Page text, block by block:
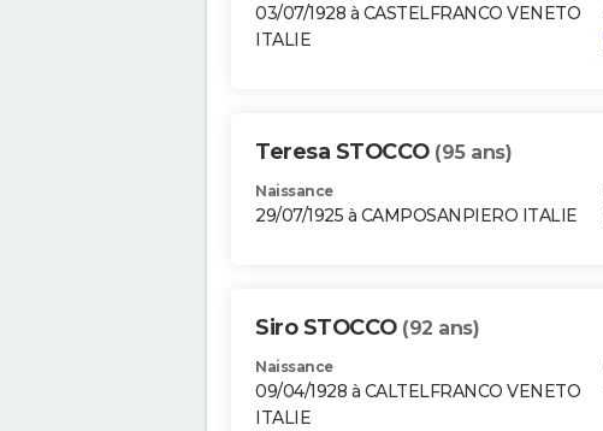
03/07/1928 à CASTELFRANCO VENETO
ITALIE
Teresa STOCCO (95 ans)
Naissance
29/07/1925 à CAMPOSANPIERO ITALIE
Siro STOCCO (92 ans)
Naissance
09/04/1928 à CALTELFRANCO VENETO
ITALIE